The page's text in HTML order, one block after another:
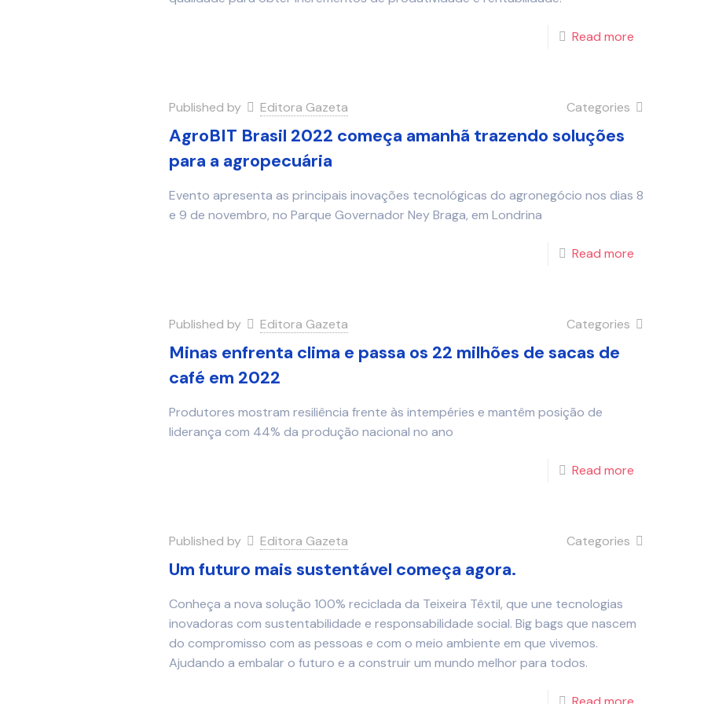
Read more
Published by Editora Gazeta Categories
AgroBIT Brasil 2022 começa amanhã trazendo soluções
para a agropecuária
Evento apresenta as principais inovações tecnológicas do agronegócio nos dias 8
e 9 de novembro, no Parque Governador Ney Braga, em Londrina
Read more
Published by Editora Gazeta Categories
Minas enfrenta clima e passa os 22 milhões de sacas de
café em 2022
Produtores mostram resiliência frente às intempéries e mantêm posição de
liderança com 44% da produção nacional no ano
Read more
Published by Editora Gazeta Categories
Um futuro mais sustentável começa agora.
Conheça a nova solução 100% reciclada da Teixeira Têxtil, que une tecnologias
inovadoras com sustentabilidade e responsabilidade social. Big bags que nascem
do compromisso com as pessoas e com o meio ambiente em que vivemos.
Ajudando a embalar o futuro e a construir um mundo melhor para todos.